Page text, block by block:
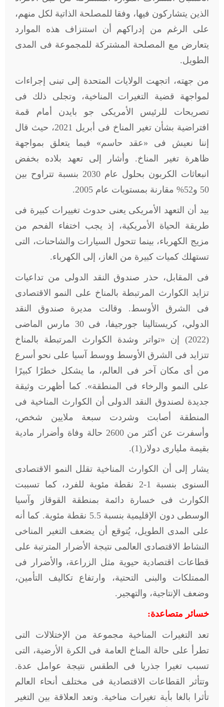
الذين يتشاركون فيها، وفقا للمصلحة الذاتية لكل منهم،
على الرغم من إدراكهم أن استنزاف هذه الموارد
يتعارض مع المصلحة المشتركة للمجموعة فى المدى
الطويل.
من جهته، اتجهت الولايات المتحدة إلى تبنى إجراءات
لمواجهة قضية التغيرات المناخية، وتجلى ذلك فى
تصريحات للرئيس الأمريكى جو بايدن أمام قمة
افتراضية بشأن تغير المناخ فى أبريل 2021، حيث قال
إننا نعيش فى «عقد حاسم» فيما يتعلق بمواجهة
ظاهرة تغير المناخ. وأشار إلى تعهد بلاده بخفض
انبعاثات الكربون بحلول عام 2030 بنسبة تتراوح بين
50 و52% مقارنة بمستويات عام 2005.
بيد أن التعهد الأمريكى يعنى حدوث تغييرات كبيرة فى
طريقة الحياة الأمريكية، إذ يجب اختفاء الفحم من
مزيج الكهرباء، بينما تتحول السيارات والشاحنات، التى
تستهلك كميات كبيرة من الغاز، إلى الكهرباء.
فى المقابل، حذر صندوق النقد الدولى من تداعيات
تزايد الكوارث المرتبطة بالمناخ على النمو الاقتصادى
فى الشرق الأوسط. وقالت مديرة صندوق النقد
الدولي، كريستالينا جورجيفا، فى 30 مارس الماضى
(2022) إن «تواتر وشدة الكوارث المرتبطة بالمناخ
تتزايد فى الشرق الأوسط ووسط آسيا على نحو أسرع
من أى مكان آخر فى العالم، ما يشكل خطرًا كبيرًا
على النمو والرخاء فى المنطقة». كما أظهرت وثيقة
جديدة لصندوق النقد الدولى أن الكوارث المناخية فى
المنطقة أصابت وشردت سبعة ملايين شخص،
وأسفرت عن أكثر من 2600 حالة وفاة وأضرار مادية
بقيمة مليارى دولار(1).
يشار إلى أن الكوارث المناخية تقلل النمو الاقتصادى
السنوى بنسبة 1-2 نقطة مئوية للفرد، كما تسببت
الكوارث فى خسارة دائمة بمنطقة القوقاز وآسيا
الوسطى دون الإقليمية بنسبة 5.5 نقطة مئوية. كما أنه
على المدى الطويل، يُتوقع أن يضعف التغير المناخى
النشاط الاقتصادى العالمى نتيجة الأضرار المترتبة على
قطاعات اقتصادية حيوية مثل الزراعة، والأضرار فى
الممتلكات والبنى التحتية، وارتفاع تكاليف التأمين،
وضعف الإنتاجية، والتهجير.
خسائر متصاعدة:
تعد التغيرات المناخية مجموعة من الإختلالات التى
تطرأ على حالة المناخ العامة فى الكرة الأرضية، التى
تسبب تغيرا جذريا فى الطقس نتيجة عوامل عدة.
وتتأثر القطاعات الاقتصادية فى مختلف أنحاء العالم
تأثرا بالغا بأية تغيرات مناخية. وتعد العلاقة بين التغير